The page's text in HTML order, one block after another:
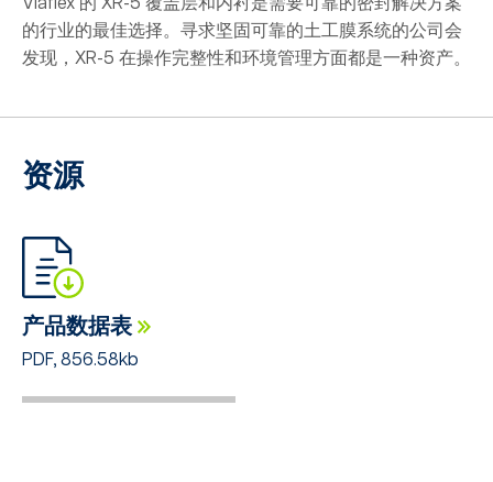
Viaflex 的 XR-5 覆盖层和内衬是需要可靠的密封解决方案
的行业的最佳选择。寻求坚固可靠的土工膜系统的公司会
发现，XR-5 在操作完整性和环境管理方面都是一种资产。
资源
产品数据表
PDF, 856.58kb